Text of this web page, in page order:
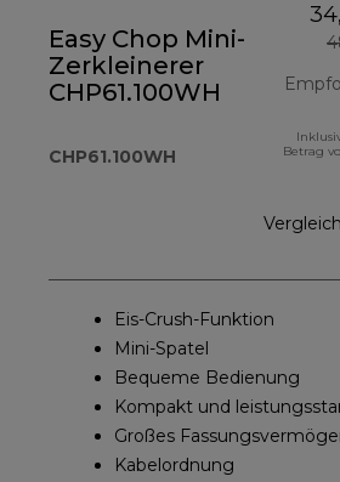
Easy Chop Mini-
Zerkleinerer
CHP61.100WH
CHP61.100WH
Betrag
Eis-Crush-Funktion
Mini-Spatel
Bequeme Bedienung
Kompakt und
Großes
Kabelordnung